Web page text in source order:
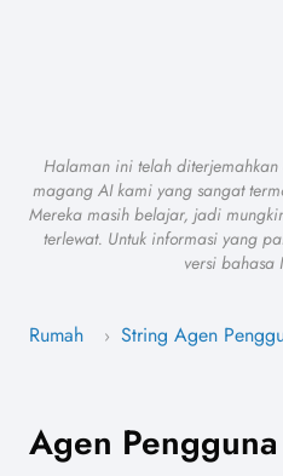
Halaman ini telah
magang AI kami yang sangat
Mereka masih belajar, jadi
terlewat. Untuk informasi yang
versi bahasa
Rumah › String Agen
Agen